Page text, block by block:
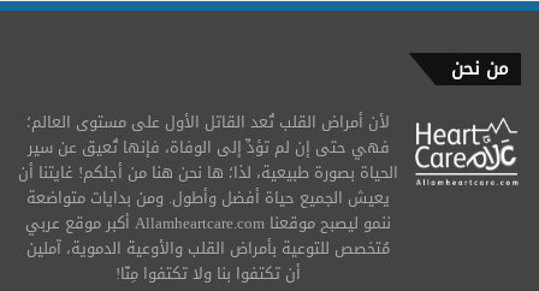
من نحن
لأن أمراض القلب تُعد القاتل الأول على مستوى العالم؛
فهي حتى إن لم تؤدِّ إلى الوفاة، فإنها تُعيق عن سير
الحياة بصورة طبيعية، لذا؛ ها نحن هنا من أجلكم! غايتنا أن
يعيش الجميع حياة أفضل وأطول. ومن بدايات متواضعة
ننمو ليصبح موقعنا Allamheartcare.com أكبر موقع عربي
مُتخصص للتوعية بأمراض القلب والأوعية الدموية، آملين
أن تكتفوا بنا ولا تكتفوا مِنّا!